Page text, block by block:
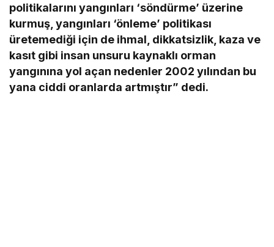
politikalarını yangınları ‘söndürme’ üzerine
kurmuş, yangınları ‘önleme’ politikası
üretemediği için de ihmal, dikkatsizlik, kaza ve
kasıt gibi insan unsuru kaynaklı orman
yangınına yol açan nedenler 2002 yılından bu
yana ciddi oranlarda artmıştır” dedi.